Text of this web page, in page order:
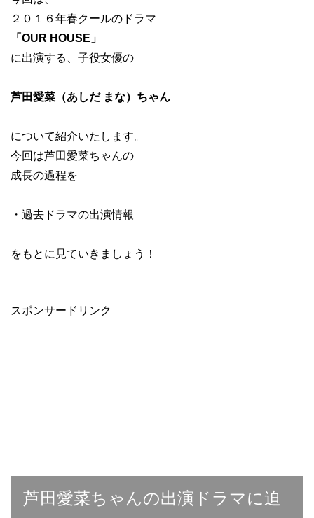
２０１６年春クールのドラマ
「OUR HOUSE」
に出演する、子役女優の
芦田愛菜（あしだ まな）ちゃん
について紹介いたします。
今回は芦田愛菜ちゃんの
成長の過程を
・過去ドラマの出演情報
をもとに見ていきましょう！
スポンサードリンク
芦田愛菜ちゃんの出演ドラマに迫